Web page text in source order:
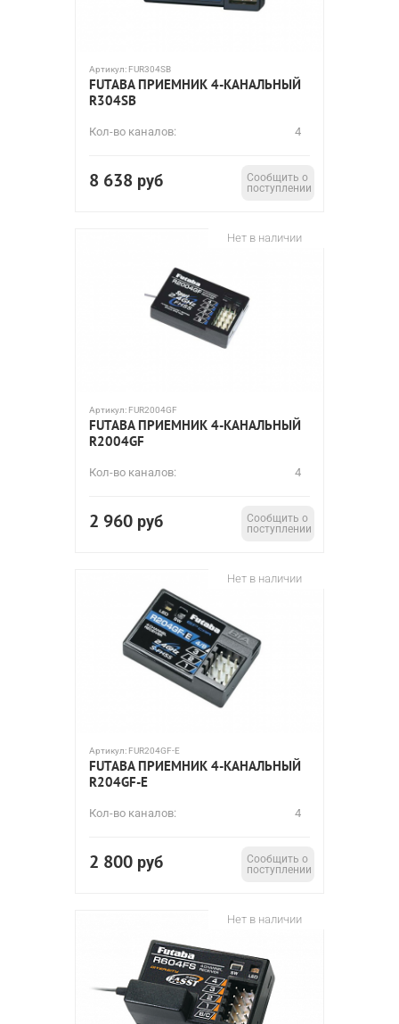
Артикул: FUR304SB
FUTABA ПРИЕМНИК 4-КАНАЛЬНЫЙ
R304SB
Кол-во каналов: 4
8 638 руб
Сообщить о
поступлении
Нет в наличии
Артикул: FUR2004GF
FUTABA ПРИЕМНИК 4-КАНАЛЬНЫЙ
R2004GF
Кол-во каналов: 4
2 960 руб
Сообщить о
поступлении
Нет в наличии
Артикул: FUR204GF-E
FUTABA ПРИЕМНИК 4-КАНАЛЬНЫЙ
R204GF-E
Кол-во каналов: 4
2 800 руб
Сообщить о
поступлении
Нет в наличии